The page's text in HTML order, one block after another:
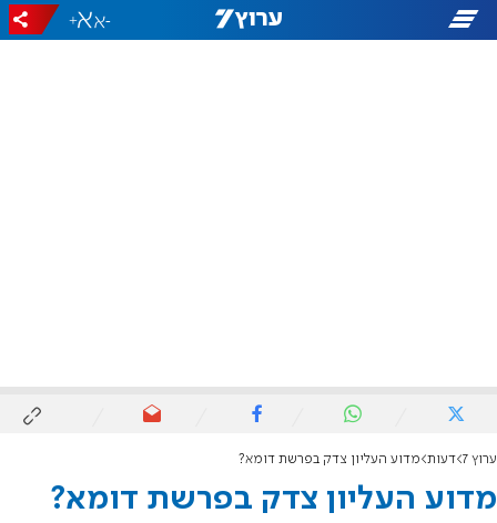
-
+
ערוץ 7 דעות מדוע העליון צדק בפרשת דומא?
מדוע העליון צדק בפרשת דומא?